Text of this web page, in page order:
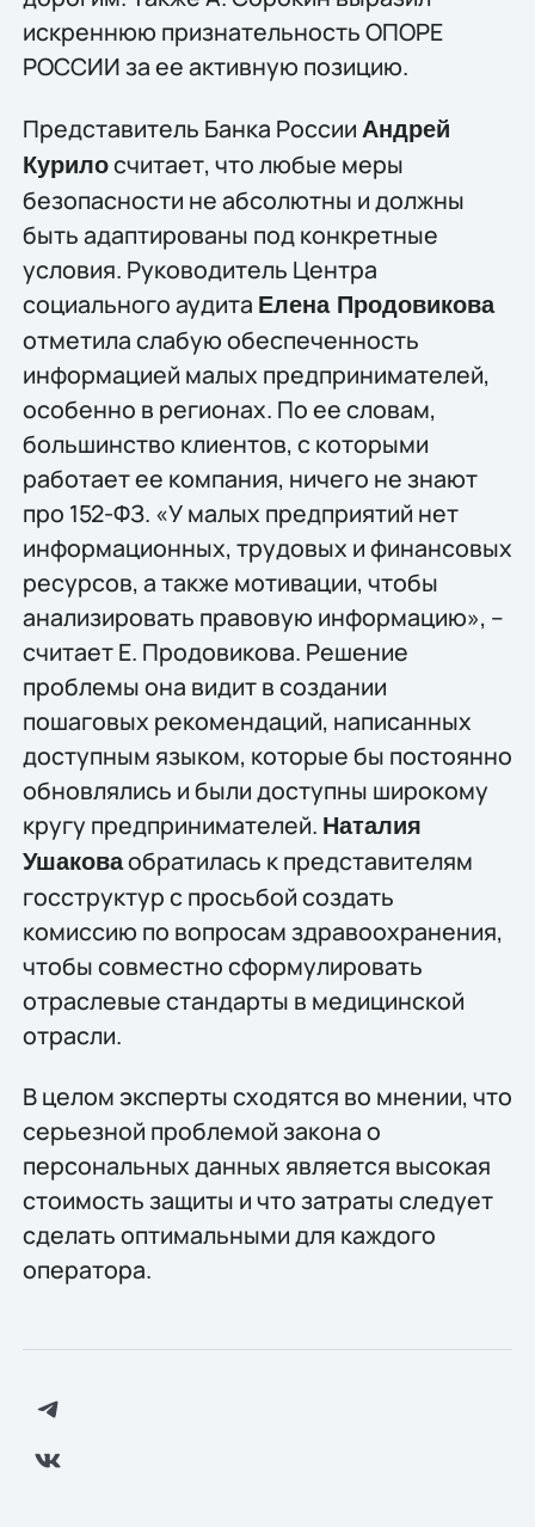
искреннюю признательность ОПОРЕ
РОССИИ за ее активную позицию.
Представитель Банка России Андрей
Курилосчитает, что любые меры
безопасности не абсолютны и должны
быть адаптированы под конкретные
условия. Руководитель Центра
социального аудита Елена Продовикова
отметила слабую обеспеченность
информацией малых предпринимателей,
особенно в регионах. По ее словам,
большинство клиентов, с которыми
работает ее компания, ничего не знают
про 152-ФЗ. «У малых предприятий нет
информационных, трудовых и финансовых
ресурсов, а также мотивации, чтобы
анализировать правовую информацию», –
считает Е. Продовикова. Решение
проблемы она видит в создании
пошаговых рекомендаций, написанных
доступным языком, которые бы постоянно
обновлялись и были доступны широкому
кругу предпринимателей. Наталия
Ушаковаобратилась к представителям
госструктур с просьбой создать
комиссию по вопросам здравоохранения,
чтобы совместно сформулировать
отраслевые стандарты в медицинской
отрасли.
В целом эксперты сходятся во мнении, что
серьезной проблемой закона о
персональных данных является высокая
стоимость защиты и что затраты следует
сделать оптимальными для каждого
оператора.